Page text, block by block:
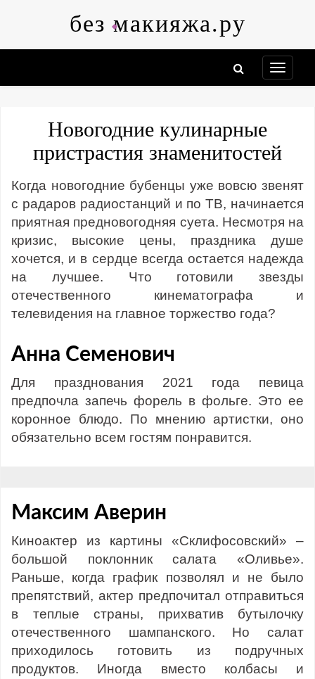
без макияжа.ру
Новогодние кулинарные
пристрастия знаменитостей
Когда новогодние бубенцы уже вовсю звенят
с радаров радиостанций и по ТВ, начинается
приятная предновогодняя суета. Несмотря на
кризис, высокие цены, праздника душе
хочется, и в сердце всегда остается надежда
на лучшее. Что готовили звезды
отечественного кинематографа и
телевидения на главное торжество года?
Анна Семенович
Для празднования 2021 года певица
предпочла запечь форель в фольге. Это ее
коронное блюдо. По мнению артистки, оно
обязательно всем гостям понравится.
Максим Аверин
Киноактер из картины «Склифосовский» –
большой поклонник салата «Оливье».
Раньше, когда график позволял и не было
препятствий, актер предпочитал отправиться
в теплые страны, прихватив бутылочку
отечественного шампанского. Но салат
приходилось готовить из подручных
продуктов. Иногда вместо колбасы и